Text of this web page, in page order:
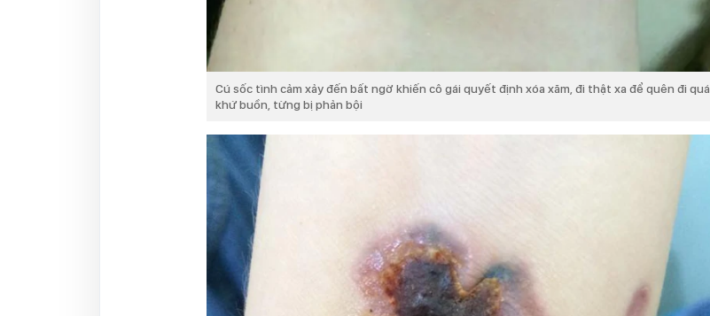
Cú sốc tình cảm xảy đến bất ngờ khiến cô gái quyết định xóa xăm, đi thật xa để quên đi quá
khứ buồn, từng bị phản bội